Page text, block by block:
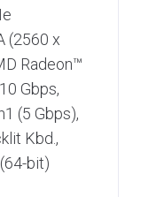
(2560 x
Radeon™
Gbps,
(5 Gbps),
Kbd.,
bit)